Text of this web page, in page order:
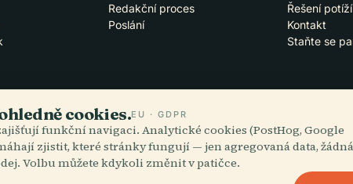
Redakční proces
Poslání
Řešení
Kontakt
Staňte se
iOS ·
cookies.EU · GDPR
funkční navigaci. Analytické cookies (PostHog, Google
zjistit, které stránky fungují — jen agregovaná data, žádná
Volbu můžete kdykoli změnit v patičce.